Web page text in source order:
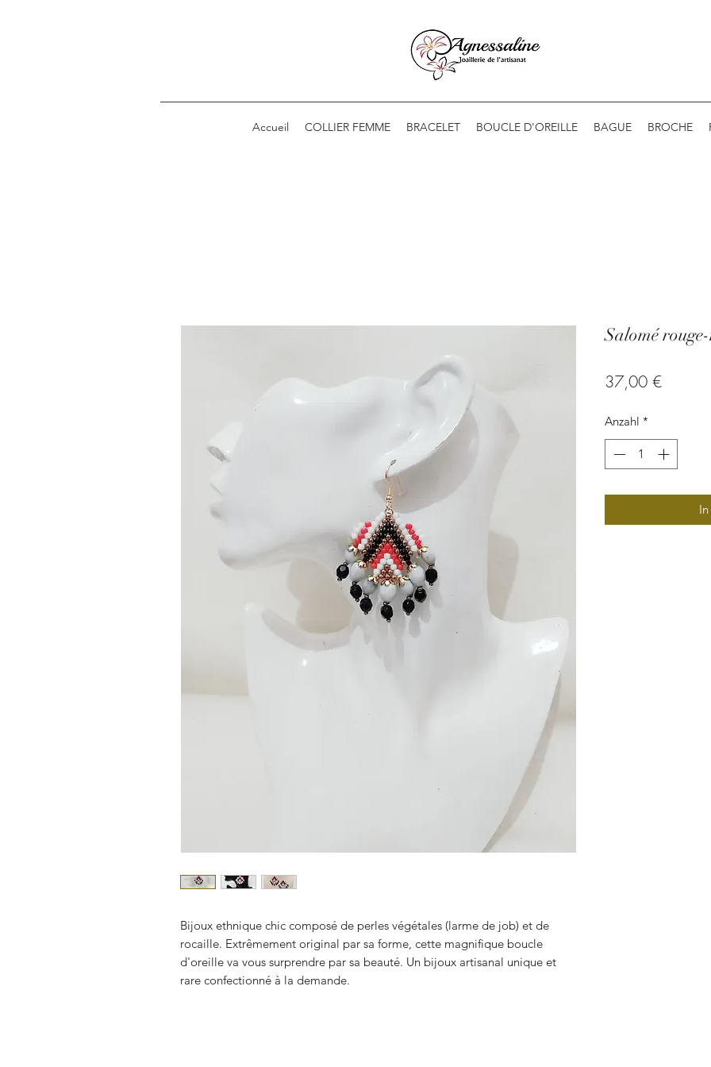
Accueil COLLIER FEMME BRACELET BOUCLE D'OREILLE BAGUE BROCHE
Bijoux ethnique chic composé de perles végétales (larme de job) et de
rocaille. Extrêmement original par sa forme, cette magnifique boucle
d'oreille va vous surprendre par sa beauté. Un bijoux artisanal unique et
rare confectionné à la demande.
Salomé
37,00 €Preis
Anzahl *